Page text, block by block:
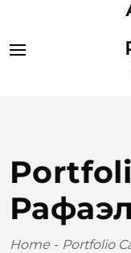
Home - Portfolio